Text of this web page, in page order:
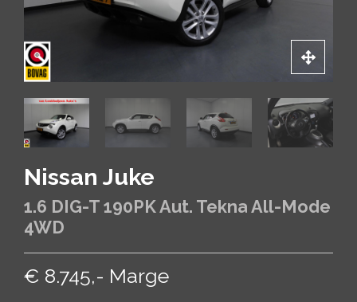
Nissan Juke
1.6 DIG-T 190PK Aut. Tekna All-Mode
4WD
€ 8.745,- Marge